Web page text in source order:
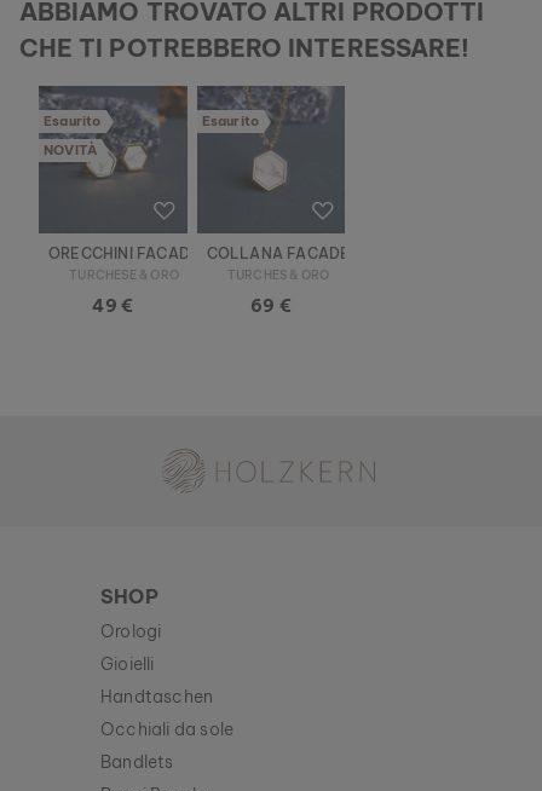
ABBIAMO TROVATO ALTRI PRODOTTI
CHE TI POTREBBERO INTERESSARE!
Esaurito
NOVITÀ
ORECCHINI FACADE
TURCHESE & ORO
49 €
Esaurito
COLLANA FACADE
TURCHES & ORO
69 €
SHOP
Orologi
Gioielli
Handtaschen
Occhiali da sole
Bandlets